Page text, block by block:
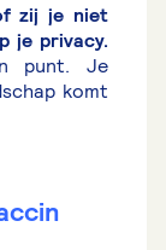
zij je niet
je privacy.
punt. Je
komt